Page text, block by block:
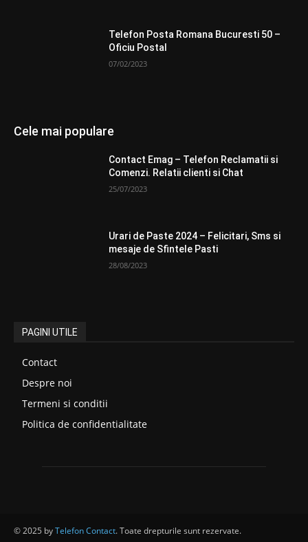
Telefon Posta Romana Bucuresti 50 –
Oficiu Postal
07/02/2023
Cele mai populare
Contact Emag – Telefon Reclamatii si
Comenzi. Relatii clienti si Chat
25/07/2023
Urari de Paste 2024 – Felicitari, Sms si
mesaje de Sfintele Pasti
28/08/2023
PAGINI UTILE
Contact
Despre noi
Termeni si conditii
Politica de confidentialitate
© 2025 byTelefon Contact. Toate drepturile sunt rezervate.